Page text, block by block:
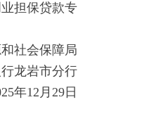
担保贷款专
会保障局
龙岩市分行
12月29日